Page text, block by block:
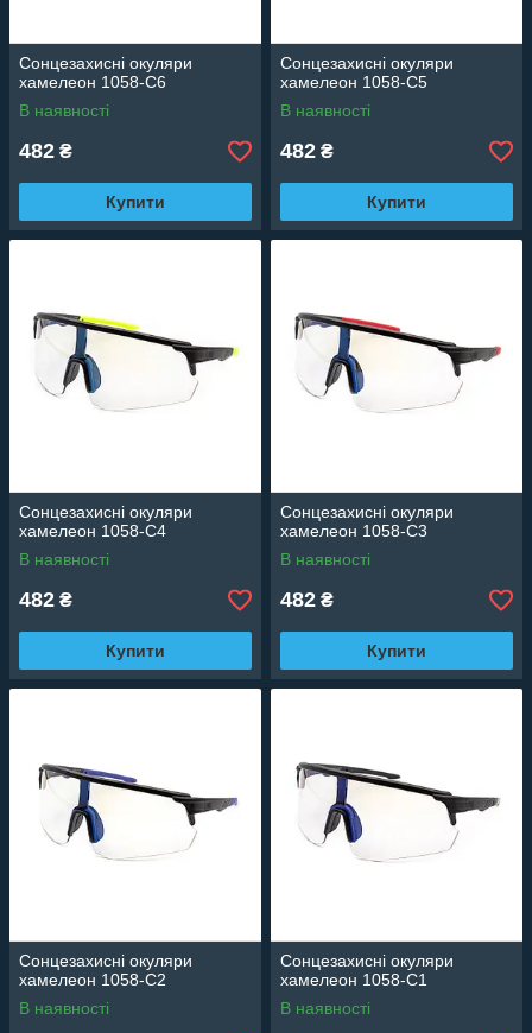
Сонцезахисні окуляри
хамелеон 1058-C6
В наявності
482 ₴
Купити
Сонцезахисні окуляри
хамелеон 1058-C5
В наявності
482 ₴
Купити
Сонцезахисні окуляри
хамелеон 1058-C4
В наявності
482 ₴
Купити
Сонцезахисні окуляри
хамелеон 1058-C3
В наявності
482 ₴
Купити
Сонцезахисні окуляри
хамелеон 1058-C2
В наявності
Сонцезахисні окуляри
хамелеон 1058-C1
В наявності